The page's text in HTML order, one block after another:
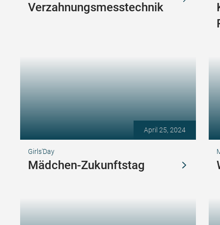
Verzahnungsmesstechnik
April 25, 2024
Girls'Day
Mädchen-Zukunftstag